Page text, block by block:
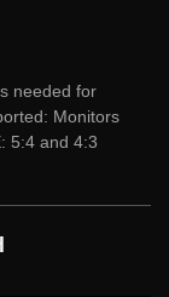
needed for
Monitors
5:4 and 4:3